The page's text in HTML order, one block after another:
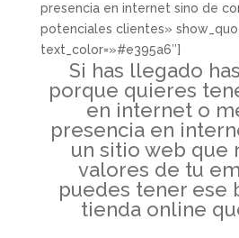
presencia en internet sino de
potenciales clientes»
text_color=»#e395a6″]
Si has llegado
porque quieres
en internet o
presencia en
un sitio web que
valores de tu
puedes tener ese
tienda online